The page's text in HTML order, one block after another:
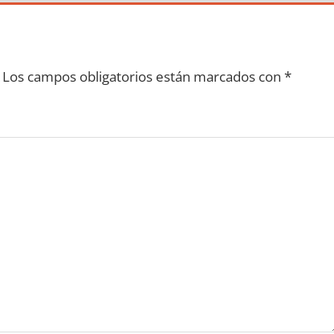
Los campos obligatorios están marcados con *